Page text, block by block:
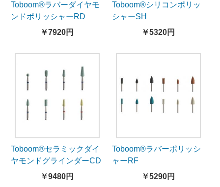
Toboom®ラバーダイヤモ
ンドポリッシャーRD
￥7920円
Toboom®シリコンポリッ
シャーSH
￥5320円
Toboom®セラミックダイ
ヤモンドグラインダーCD
￥9480円
Toboom®ラバーポリッシ
ャーRF
￥5290円